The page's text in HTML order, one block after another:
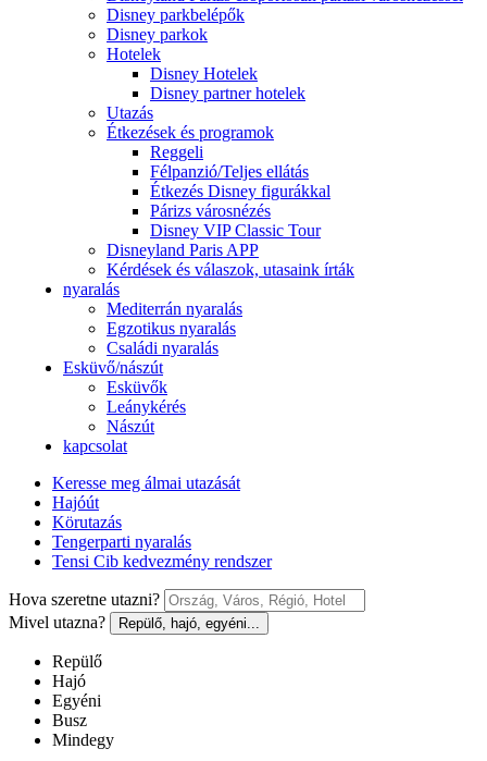
Disney parkbelépők
Disney parkok
Hotelek
Disney Hotelek
Disney partner hotelek
Utazás
Étkezések és programok
Reggeli
Félpanzió/Teljes ellátás
Étkezés Disney figurákkal
Párizs városnézés
Disney VIP Classic Tour
Disneyland Paris APP
Kérdések és válaszok, utasaink írták
nyaralás
Mediterrán nyaralás
Egzotikus nyaralás
Családi nyaralás
Esküvő/nászút
Esküvők
Leánykérés
Nászút
kapcsolat
Keresse meg álmai utazását
Hajóút
Körutazás
Tengerparti nyaralás
Tensi Cib kedvezmény rendszer
Hova szeretne utazni?
Mivel utazna?
Repülő, hajó, egyéni...
Repülő
Hajó
Egyéni
Busz
Mindegy